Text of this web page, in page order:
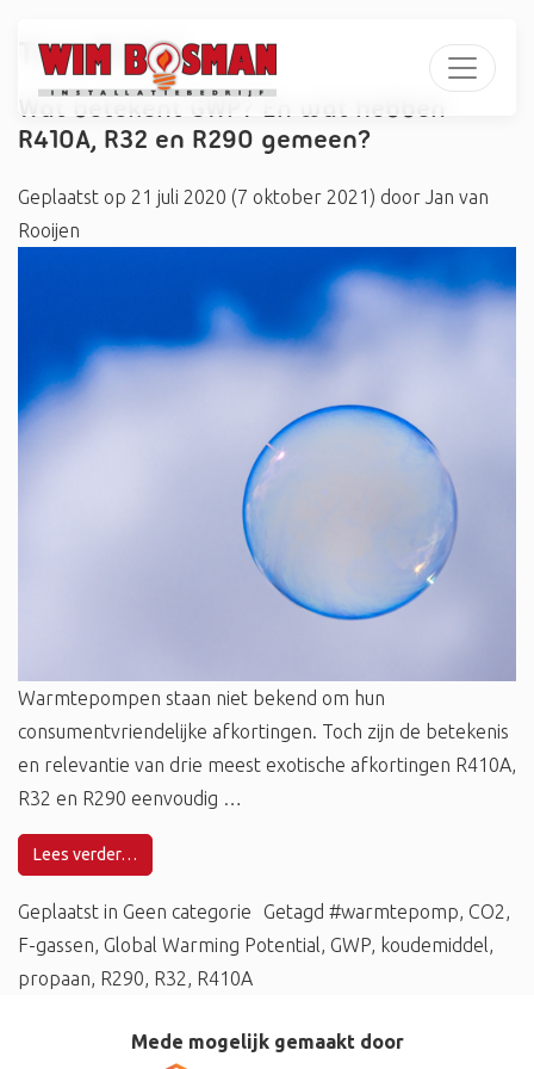
Tag:R410A
Wat betekent GWP? En wat hebben
R410A, R32 en R290 gemeen?
Geplaatst op 21 juli 2020 (7 oktober 2021) door Jan van
Rooijen
Warmtepompen staan niet bekend om hun
consumentvriendelijke afkortingen. Toch zijn de betekenis
en relevantie van drie meest exotische afkortingen R410A,
R32 en R290 eenvoudig …
Lees verder…
Geplaatst in Geen categorie Getagd #warmtepomp, CO2,
F-gassen, Global Warming Potential, GWP, koudemiddel,
propaan, R290, R32, R410A
Mede mogelijk gemaakt door